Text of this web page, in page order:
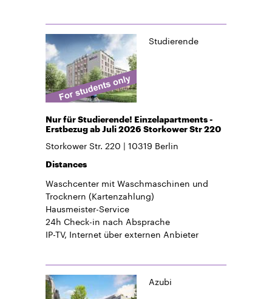
Studierende
Nur für Studierende! Einzelapartments -
Erstbezug ab Juli 2026 Storkower Str 220
Storkower Str. 220 10319 Berlin
Distances
Waschcenter mit Waschmaschinen und
Trocknern (Kartenzahlung)
Hausmeister-Service
24h Check-in nach Absprache
IP-TV, Internet über externen Anbieter
Azubi